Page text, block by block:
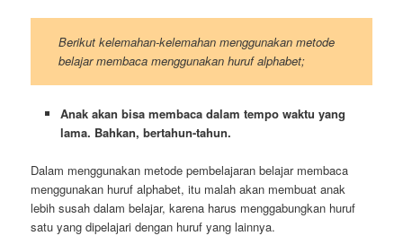
Berikut kelemahan-kelemahan menggunakan metode
belajar membaca menggunakan huruf alphabet;
Anak akan bisa membaca dalam tempo waktu yang
lama. Bahkan, bertahun-tahun.
Dalam menggunakan metode pembelajaran belajar membaca
menggunakan huruf alphabet, itu malah akan membuat anak
lebih susah dalam belajar, karena harus menggabungkan huruf
satu yang dipelajari dengan huruf yang lainnya.